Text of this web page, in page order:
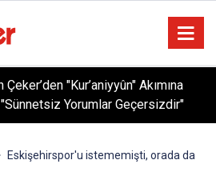
"Kur’aniyyûn" Akımına
"Sünnetsiz Yorumlar Geçersizdir"
Eskişehirspor'u istememişti, orada da